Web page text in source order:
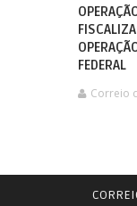
FEDERAL
Correio